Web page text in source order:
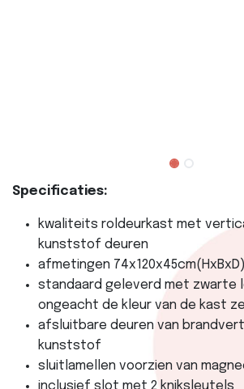
Specificaties:
kwaliteits roldeurkast met
kunststof deuren
afmetingen 74x120x45cm(HxBxD)
standaard geleverd met zwarte
ongeacht de kleur van de kast
afsluitbare deuren van
kunststof
sluitlamellen voorzien van